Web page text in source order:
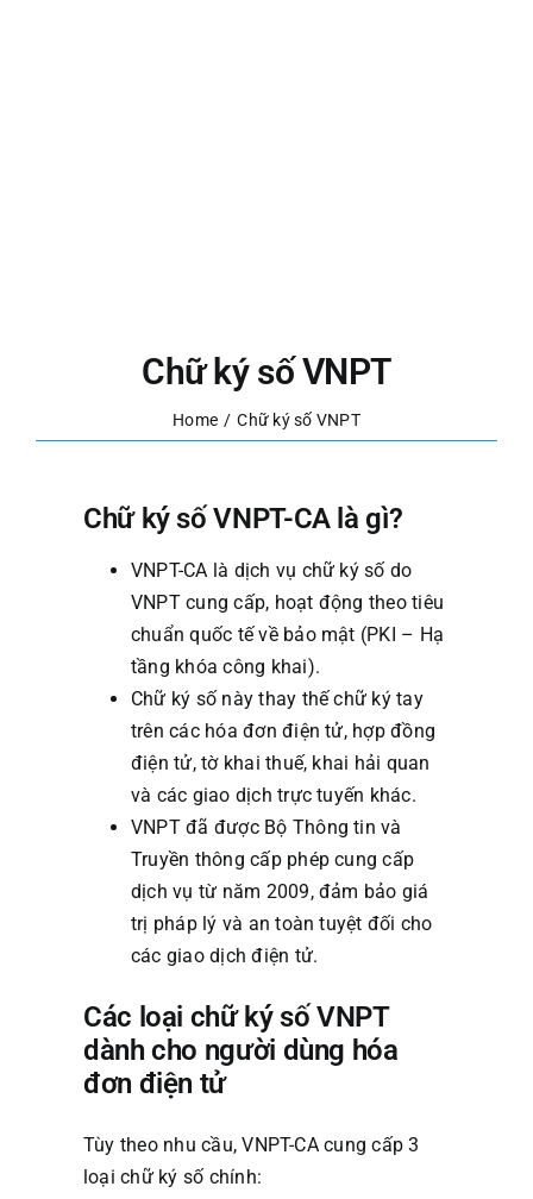
Chữ ký số VNPT
Home Chữ ký số VNPT
Chữ ký số VNPT-CA là gì?
VNPT-CA là dịch vụ chữ ký số do
VNPT cung cấp, hoạt động theo tiêu
chuẩn quốc tế về bảo mật (PKI – Hạ
tầng khóa công khai).
Chữ ký số này thay thế chữ ký tay
trên các hóa đơn điện tử, hợp đồng
điện tử, tờ khai thuế, khai hải quan
và các giao dịch trực tuyến khác.
VNPT đã được Bộ Thông tin và
Truyền thông cấp phép cung cấp
dịch vụ từ năm 2009, đảm bảo giá
trị pháp lý và an toàn tuyệt đối cho
các giao dịch điện tử.
Các loại chữ ký số VNPT
dành cho người dùng hóa
đơn điện tử
Tùy theo nhu cầu, VNPT-CA cung cấp 3
loại chữ ký số chính: